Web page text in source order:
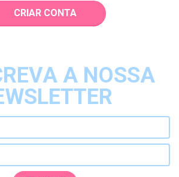
CRIAR CONTA
A NOSSA